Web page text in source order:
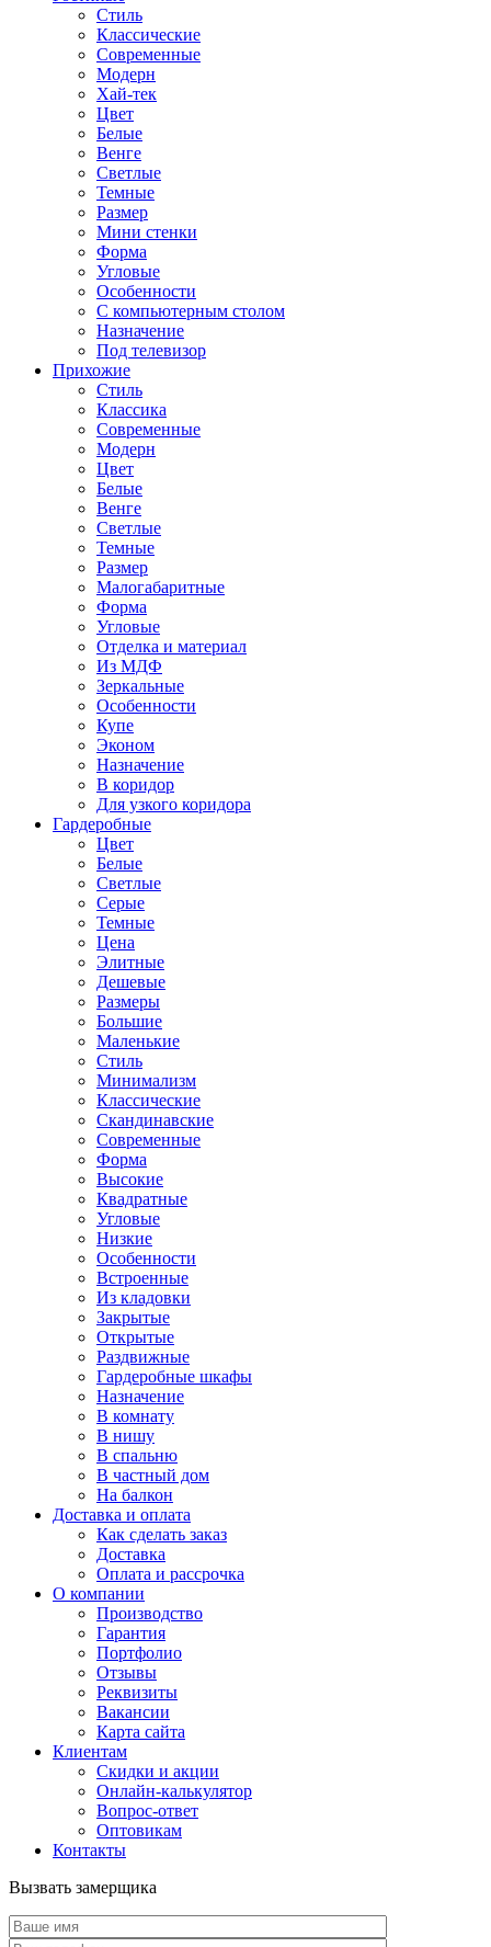
Стиль
Классические
Современные
Модерн
Хай-тек
Цвет
Белые
Венге
Светлые
Темные
Размер
Мини стенки
Форма
Угловые
Особенности
С компьютерным столом
Назначение
Под телевизор
Прихожие
Стиль
Классика
Современные
Модерн
Цвет
Белые
Венге
Светлые
Темные
Размер
Малогабаритные
Форма
Угловые
Отделка и материал
Из МДФ
Зеркальные
Особенности
Купе
Эконом
Назначение
В коридор
Для узкого коридора
Гардеробные
Цвет
Белые
Светлые
Серые
Темные
Цена
Элитные
Дешевые
Размеры
Большие
Маленькие
Стиль
Минимализм
Классические
Скандинавские
Современные
Форма
Высокие
Квадратные
Угловые
Низкие
Особенности
Встроенные
Из кладовки
Закрытые
Открытые
Раздвижные
Гардеробные шкафы
Назначение
В комнату
В нишу
В спальню
В частный дом
На балкон
Доставка и оплата
Как сделать заказ
Доставка
Оплата и рассрочка
О компании
Производство
Гарантия
Портфолио
Отзывы
Реквизиты
Вакансии
Карта сайта
Клиентам
Скидки и акции
Онлайн-калькулятор
Вопрос-ответ
Оптовикам
Контакты
Вызвать замерщика